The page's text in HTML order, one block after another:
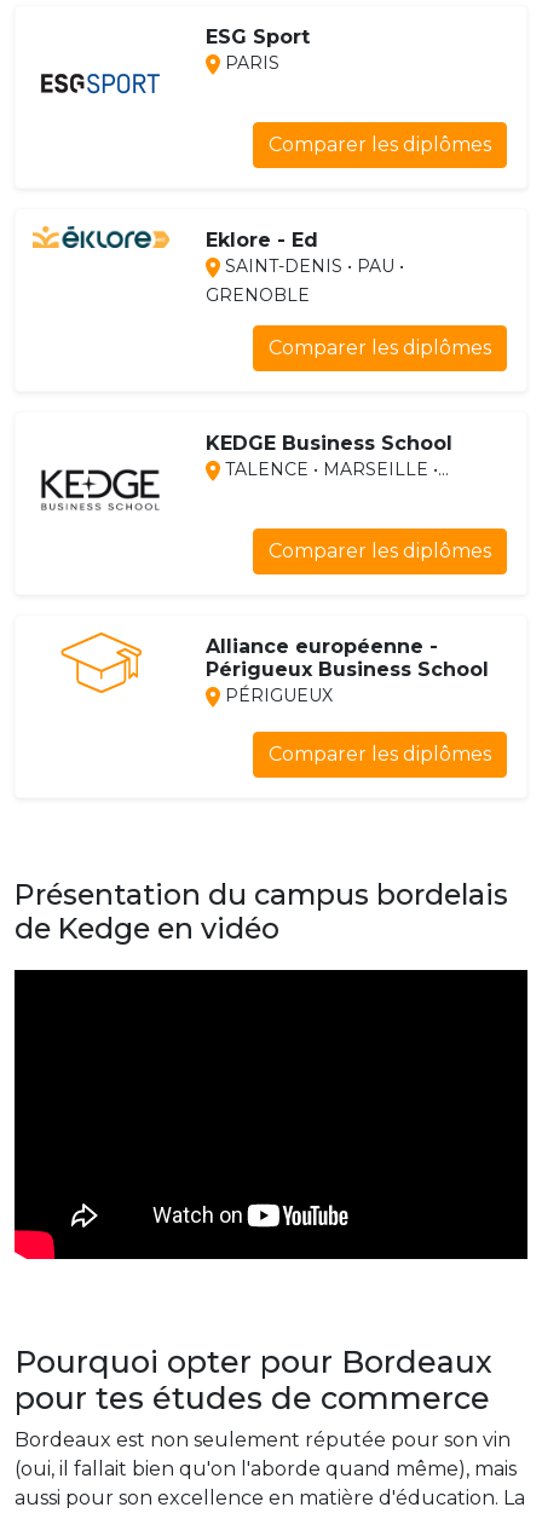
ESG Sport
PARIS
Comparer les diplômes
Eklore - Ed
SAINT-DENIS • PAU •
GRENOBLE
Comparer les diplômes
KEDGE Business School
TALENCE • MARSEILLE •...
Comparer les diplômes
Alliance européenne -
Périgueux Business School
PÉRIGUEUX
Comparer les diplômes
Présentation du campus bordelais
de Kedge en vidéo
Pourquoi opter pour Bordeaux
pour tes études de commerce
Bordeaux est non seulement réputée pour son vin
(oui, il fallait bien qu'on l'aborde quand même), mais
aussi pour son excellence en matière d'éducation. La